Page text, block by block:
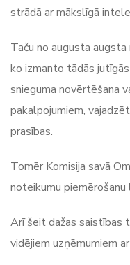
strādā ar mākslīgā
Taču no augusta
ko izmanto tādās
snieguma novērtēšana
pakalpojumiem,
prasības.
Tomēr Komisija savā
noteikumu
Arī šeit dažas saistības
vidējiem uzņēmumiem